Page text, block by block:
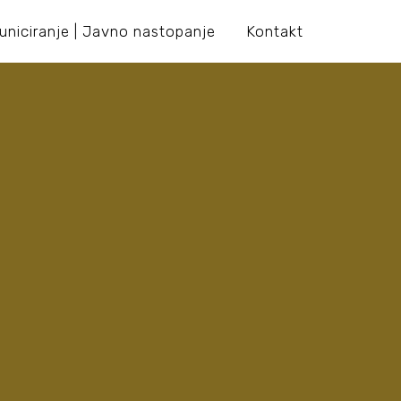
| Javno nastopanje Kontakt